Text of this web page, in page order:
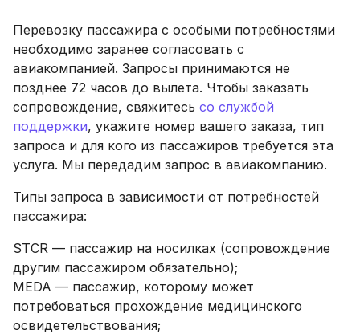
Перевозку пассажира с особыми потребностями
необходимо заранее согласовать с
авиакомпанией. Запросы принимаются не
позднее 72 часов до вылета. Чтобы заказать
сопровождение, свяжитесь со службой
поддержки, укажите номер вашего заказа, тип
запроса и для кого из пассажиров требуется эта
услуга. Мы передадим запрос в авиакомпанию.
Типы запроса в зависимости от потребностей
пассажира:
STCR — пассажир на носилках (сопровождение
другим пассажиром обязательно);
MEDA — пассажир, которому может
потребоваться прохождение медицинского
освидетельствования;